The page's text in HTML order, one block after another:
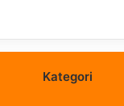
Kategori